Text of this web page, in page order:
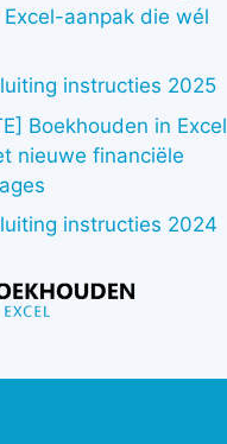
aanpak die wél
instructies 2025
Boekhouden in Excel
nieuwe financiële
instructies 2024